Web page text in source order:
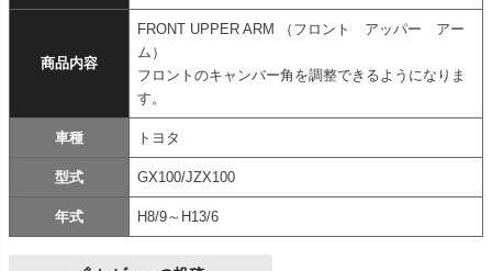
商品内容
FRONT UPPER ARM （フロント アッパー アー
ム）
フロントのキャンバー角を調整できるようになりま
す。
車種 トヨタ
型式 GX100/JZX100
年式 H8/9～H13/6